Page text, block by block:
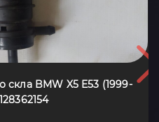
скла BMW X5 E53 (1999-